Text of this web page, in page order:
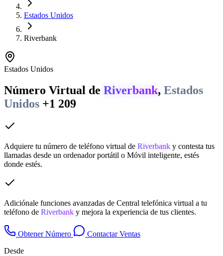
Estados Unidos
Riverbank
Estados Unidos
Número Virtual de Riverbank, Estados
Unidos +1 209
Adquiere tu número de teléfono virtual de Riverbank y contesta tus
llamadas desde un ordenador portátil o Móvil inteligente, estés
donde estés.
Adiciónale funciones avanzadas de Central telefónica virtual a tu
teléfono de Riverbank y mejora la experiencia de tus clientes.
Obtener Número
Contactar Ventas
Desde